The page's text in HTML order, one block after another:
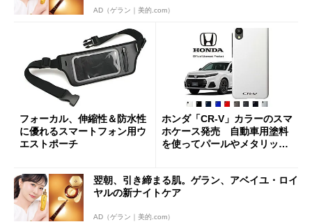
AD（ゲラン｜美的.com）
フォーカル、伸縮性＆防水性
に優れるスマートフォン用ウ
エストポーチ
ホンダ「CR-V」カラーのスマ
ホケース発売 自動車用塗料
を使ってパールやメタリック
翌朝、引き締まる肌。ゲラン、アベイユ・ロイ
ヤルの新ナイトケア
AD（ゲラン｜美的.com）